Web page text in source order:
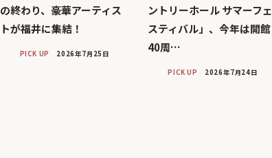
の終わり、豪華アーティス
トが福井に集結！
PICK UP 2026年7月25日
ントリーホール サマーフェ
スティバル」、今年は開館
40周…
PICK UP 2026年7月24日